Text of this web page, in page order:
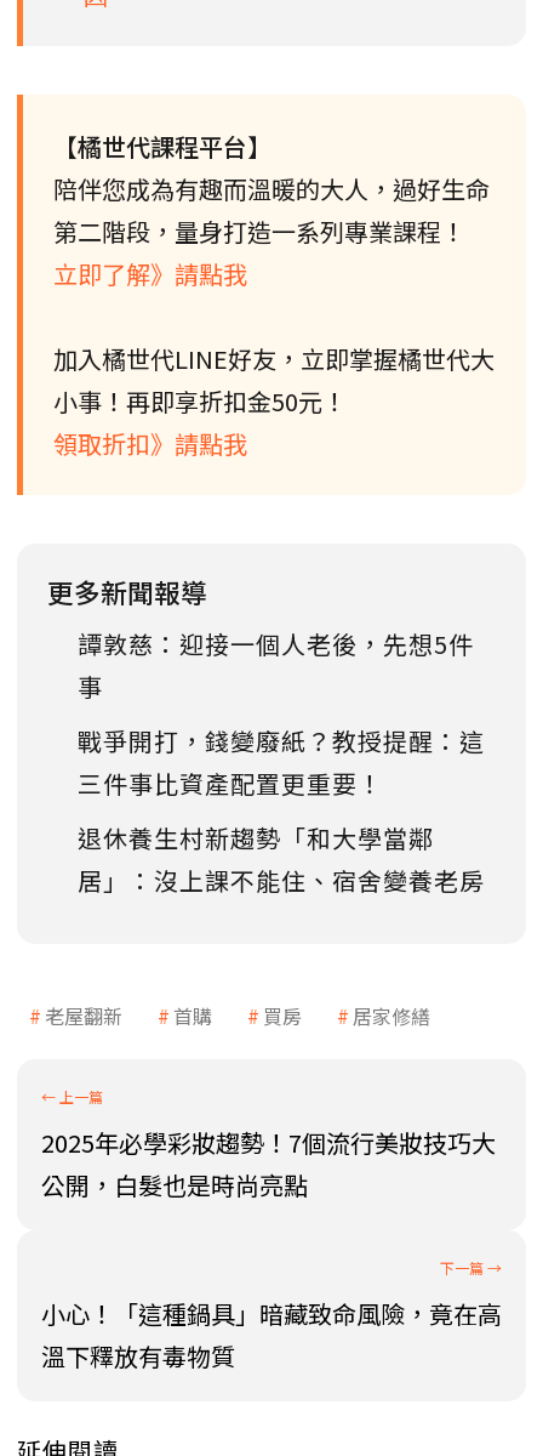
【橘世代課程平台】
陪伴您成為有趣而溫暖的大人，過好生命
第二階段，量身打造一系列專業課程！
立即了解》請點我
加入橘世代LINE好友，立即掌握橘世代大
小事！再即享折扣金50元！
領取折扣》請點我
更多新聞報導
譚敦慈：迎接一個人老後，先想5件
事
戰爭開打，錢變廢紙？教授提醒：這
三件事比資產配置更重要！
退休養生村新趨勢「和大學當鄰
居」：沒上課不能住、宿舍變養老房
老屋翻新 首購 買房 居家修繕
2025年必學彩妝趨勢！7個流行美妝技巧大
公開，白髮也是時尚亮點
小心！「這種鍋具」暗藏致命風險，竟在高
溫下釋放有毒物質